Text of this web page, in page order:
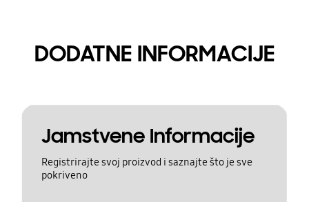
DODATNE INFORMACIJE
Jamstvene Informacije
Registrirajte svoj proizvod i saznajte što je sve
pokriveno